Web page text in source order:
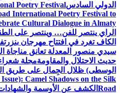
الدولي السادسPoetry Festival
International Poetry Festival to
Cultural Dialogue in Almaty
الراي ينتصر للفن… وينتصر على
الكاف تغرد في افتتاح مهرجان بنزرت
سيدي منصور المعدلة تعانق مناجاة
حديث الاحتلال والمقاومةمجلة شعراء
الوسطى) ظلال الجِمال على طريق
Camel Shadows on the Silk
Road الكشف عن الأوسمة